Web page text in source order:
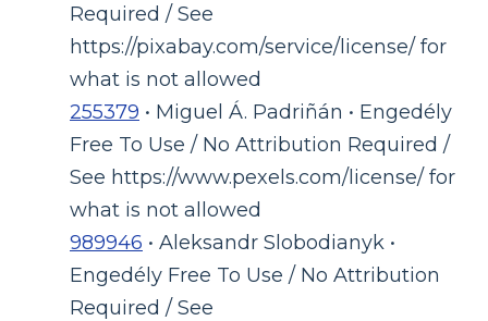
Required / See
https://pixabay.com/service/license/ for
what is not allowed
255379 • Miguel Á. Padriñán • Engedély
Free To Use / No Attribution Required /
See https://www.pexels.com/license/ for
what is not allowed
989946 • Aleksandr Slobodianyk •
Engedély Free To Use / No Attribution
Required / See